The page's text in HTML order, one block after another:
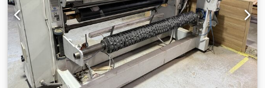
Crodpfx Aijzhu Nmsrjf Τιμή χωρίς ΦΠΑ: 1640 EUR ανάλογα
με τιμή 4,2 EUR (Οι τιμές ενδέχεται να αλλάξουν σε περίπτωση
σημαντικών διακυμάνσεων)